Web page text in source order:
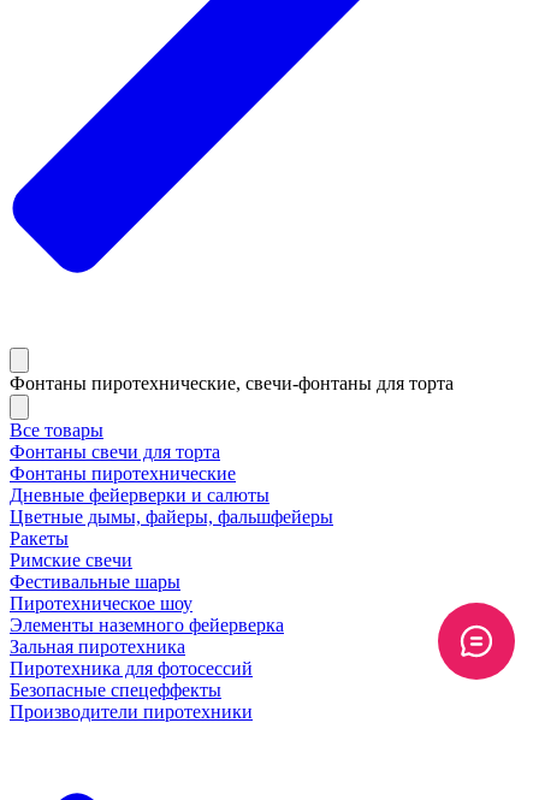
Фонтаны пиротехнические, свечи-фонтаны для торта
Все товары
Фонтаны свечи для торта
Фонтаны пиротехнические
Дневные фейерверки и салюты
Цветные дымы, файеры, фальшфейеры
Ракеты
Римские свечи
Фестивальные шары
Пиротехническое шоу
Элементы наземного фейерверка
Зальная пиротехника
Пиротехника для фотосессий
Безопасные спецеффекты
Производители пиротехники